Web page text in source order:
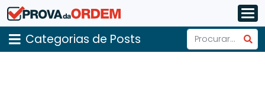
Categorias de Posts